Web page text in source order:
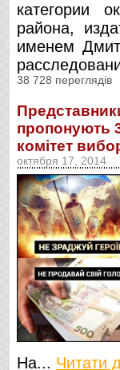
категории
района,
именем
38 728 переглядів
пропонують
комітет
октября 17, 2014
На... Читати